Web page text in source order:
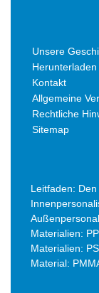
Unsere
Herunterladen
Kontakt
Allgemeine
Rechtliche
Sitemap
Leitfaden:
Materialien:
Materialien:
Material: